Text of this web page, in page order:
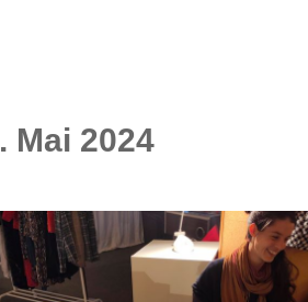
Mai 2024